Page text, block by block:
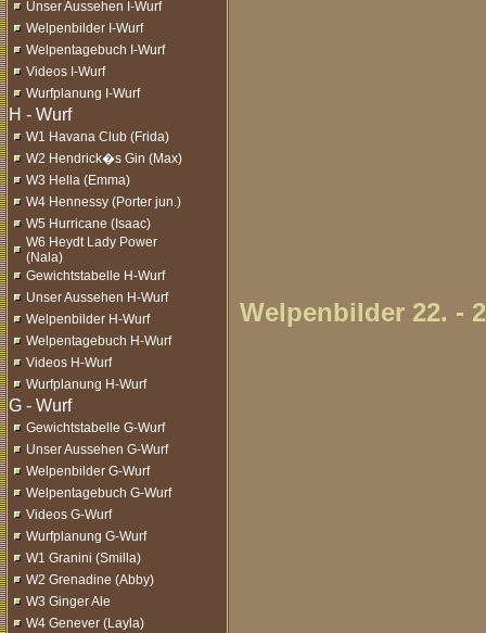
Unser Aussehen I-Wurf
Welpenbilder I-Wurf
Welpentagebuch I-Wurf
Videos I-Wurf
Wurfplanung I-Wurf
W1 Havana Club (Frida)
W2 Hendrick�s Gin (Max)
W3 Hella (Emma)
W4 Hennessy (Porter jun.)
W5 Hurricane (Isaac)
W6 Heydt Lady Power
(Nala)
Gewichtstabelle H-Wurf
Unser Aussehen H-Wurf
Welpenbilder H-Wurf
Welpentagebuch H-Wurf
Videos H-Wurf
Wurfplanung H-Wurf
Gewichtstabelle G-Wurf
Unser Aussehen G-Wurf
Welpenbilder G-Wurf
Welpentagebuch G-Wurf
Videos G-Wurf
Wurfplanung G-Wurf
W1 Granini (Smilla)
W2 Grenadine (Abby)
W3 Ginger Ale
W4 Genever (Layla)
Welpenbilder 22. -